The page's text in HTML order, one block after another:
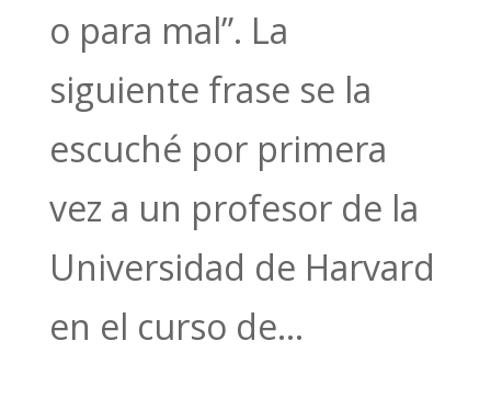
o para mal”. La
siguiente frase se la
escuché por primera
vez a un profesor de la
Universidad de Harvard
en el curso de...